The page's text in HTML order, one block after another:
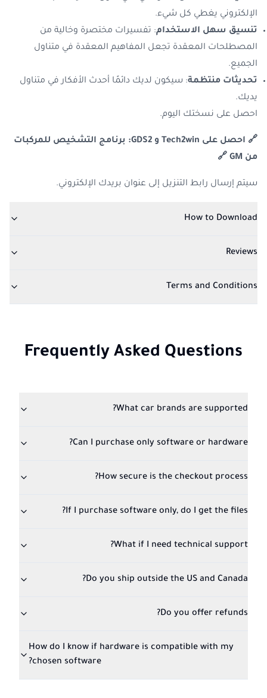
الإلكتروني يغطي كل شيء.
تنسيق سهل الاستخدام: تفسيرات مختصرة وخالية من
المصطلحات المعقدة تجعل المفاهيم المعقدة في متناول
الجميع.
تحديثات منتظمة: سيكون لديك دائمًا أحدث الأفكار في متناول
يديك.
احصل على نسختك اليوم.
🔗 احصل على Tech2win و GDS2: برنامج التشخيص للمركبات
من GM 🔗
سيتم إرسال رابط التنزيل إلى عنوان بريدك الإلكتروني.
How to Download
Reviews
Terms and Conditions
Frequently Asked Questions
What car brands are supported?
Can I purchase only software or hardware?
How secure is the checkout process?
If I purchase software only, do I get the files?
What if I need technical support?
Do you ship outside the US and Canada?
Do you offer refunds?
How do I know if hardware is compatible with my
chosen software?